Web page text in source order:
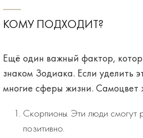
КОМУ ПОДХОДИТ?
Ещё один важный фактор,
знаком Зодиака. Если уделить
многие сферы жизни. Самоцвет
Скорпионы. Эти люди смогут
позитивно.